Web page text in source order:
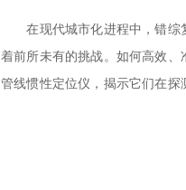
在现代城市化进程中，错综
着前所未有的挑战。如何高效
管线惯性定位仪，揭示它们在探